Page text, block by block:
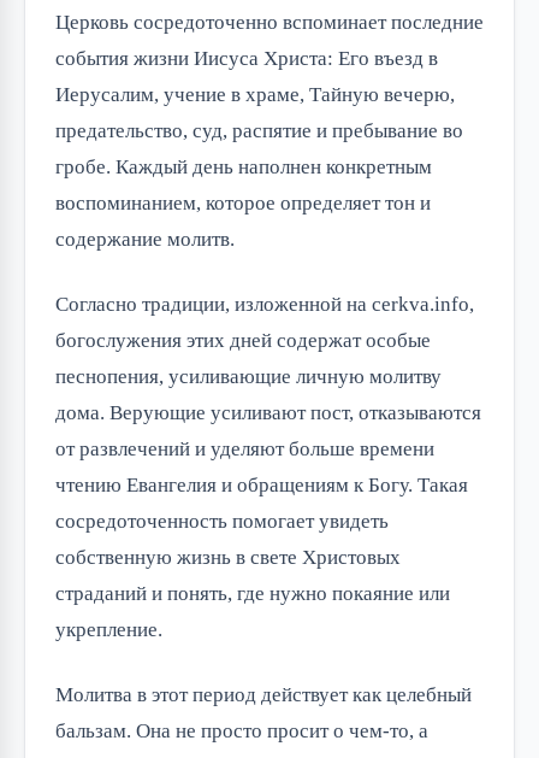
Церковь сосредоточенно вспоминает последние
события жизни Иисуса Христа: Его въезд в
Иерусалим, учение в храме, Тайную вечерю,
предательство, суд, распятие и пребывание во
гробе. Каждый день наполнен конкретным
воспоминанием, которое определяет тон и
содержание молитв.
Согласно традиции, изложенной на cerkva.info,
богослужения этих дней содержат особые
песнопения, усиливающие личную молитву
дома. Верующие усиливают пост, отказываются
от развлечений и уделяют больше времени
чтению Евангелия и обращениям к Богу. Такая
сосредоточенность помогает увидеть
собственную жизнь в свете Христовых
страданий и понять, где нужно покаяние или
укрепление.
Молитва в этот период действует как целебный
бальзам. Она не просто просит о чем-то, а